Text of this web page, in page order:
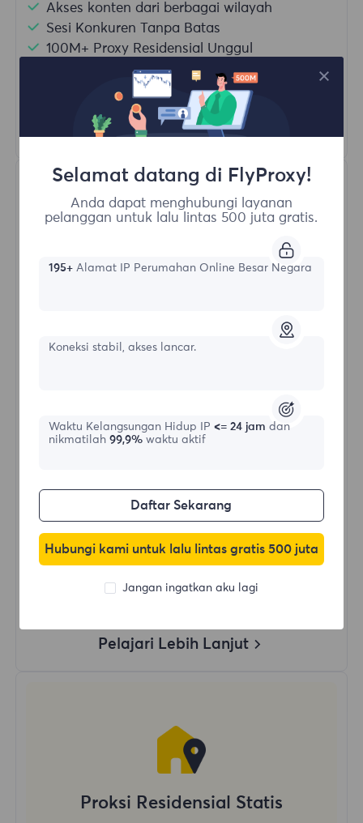
Akses konten dari berbagai wilayah
Sesi Konkuren Tanpa Batas
100M+ Proxy Residensial Unggul
Rotasi Proxy Otomatis
HTTP(S)/SOCKS5
Pelajari Lebih Lanjut
Bentuk awal
Penggunaan Data Tanpa Batas
Penggunaan IP Tanpa Batas
Lebih dari 50 wilayah di seluruh dunia
Negara Acak
Pelajari Lebih Lanjut
Proksi Residensial Statis
Selamat datang di FlyProxy!
Anda dapat menghubungi layanan
pelanggan untuk lalu lintas 500 juta gratis.
195+Alamat IP Perumahan Online Besar Negara
Koneksi stabil, akses lancar.
Waktu Kelangsungan Hidup IP <= 24 jam dan
nikmatilah 99,9%waktu aktif
Daftar Sekarang
Hubungi kami untuk lalu lintas gratis 500 juta
Jangan ingatkan aku lagi